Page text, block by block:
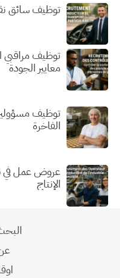
توظيف سائق
توظيف مراقبي
معايير الجودة
توظيف
الفاخرة
عروض عمل في
الإنتاج